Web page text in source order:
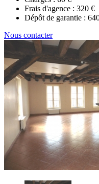
Frais d'agence : 320 €
Dépôt de garantie :
Nous contacter